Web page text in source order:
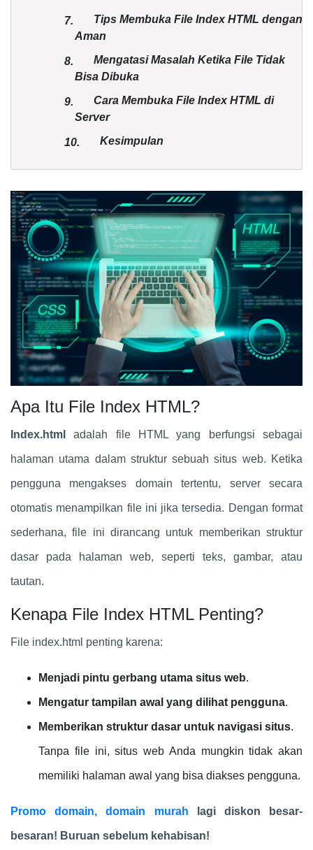
7.
Tips Membuka File Index HTML dengan
Aman
8.
Mengatasi Masalah Ketika File Tidak
Bisa Dibuka
9.
Cara Membuka File Index HTML di
Server
10. Kesimpulan
Apa Itu File Index HTML?
Index.html adalah file HTML yang berfungsi sebagai
halaman utama dalam struktur sebuah situs web. Ketika
pengguna mengakses domain tertentu, server secara
otomatis menampilkan file ini jika tersedia. Dengan format
sederhana, file ini dirancang untuk memberikan struktur
dasar pada halaman web, seperti teks, gambar, atau
tautan.
Kenapa File Index HTML Penting?
File index.html penting karena:
Menjadi pintu gerbang utama situs web.
Mengatur tampilan awal yang dilihat pengguna.
Memberikan struktur dasar untuk navigasi situs.
Tanpa file ini, situs web Anda mungkin tidak akan
memiliki halaman awal yang bisa diakses pengguna.
Promo domain, domain murah lagi diskon besar-
besaran! Buruan sebelum kehabisan!